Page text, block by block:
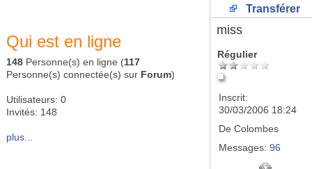
Qui est en ligne
148 Personne(s) en ligne (117
Personne(s) connectée(s) sur Forum)
Utilisateurs: 0
Invités: 148
plus...
Transférer
miss
Régulier
Inscrit:
30/03/2006 18:24
De Colombes
Messages: 96